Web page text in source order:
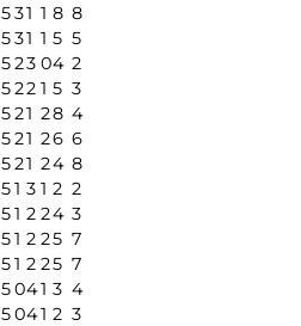
531 1 8 8
531 1 5 5
523 04 2
522 1 5 3
521 28 4
521 26 6
521 24 8
51 3 1 2 2
51 2 24 3
51 2 25 7
51 2 25 7
5041 3 4
5041 2 3